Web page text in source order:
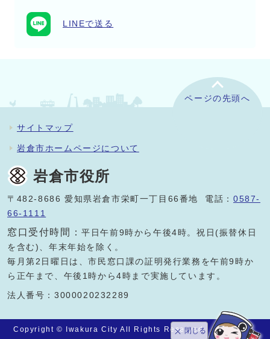
LINEで送る
閉じる
ページの先頭へ
サイトマップ
岩倉市ホームページについて
岩倉市役所
〒482-8686 愛知県岩倉市栄町一丁目66番地 電話：0587-
66-1111
窓口受付時間：平日午前9時から午後4時。祝日(振替休日
を含む)、年末年始を除く。
毎月第2日曜日は、市民窓口課の証明発行業務を午前9時か
ら正午まで、午後1時から4時まで実施しています。
法人番号：3000020232289
Copyright © Iwakura City All Rights Reserved.